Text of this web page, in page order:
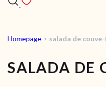
Homepage > salada de
SALADA DE